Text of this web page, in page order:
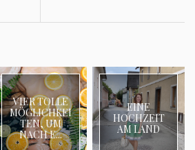
VIER TOLLE
MÖGLICHKEI
TEN, UM
NACH E...
EINE
HOCHZEIT
AM LAND